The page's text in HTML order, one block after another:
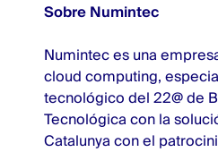
Sobre Numintec
Numintec es una
cloud computing,
tecnológico del 22@ de
Tecnológica con la
Catalunya con el